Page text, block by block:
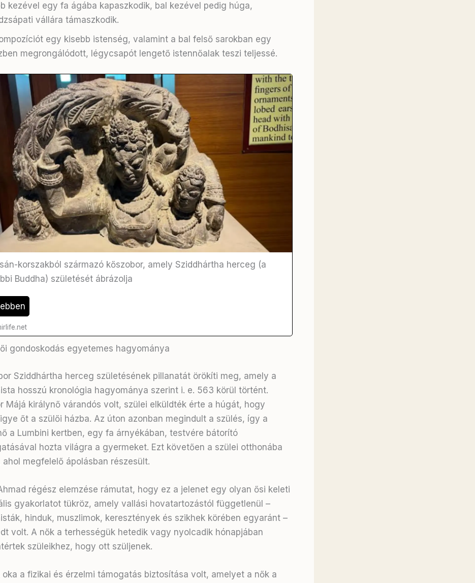
kezével egy fa ágába kapaszkodik, bal kezével pedig húga,
vállára támaszkodik.
egy kisebb istenség, valamint a bal felső sarokban egy
megrongálódott, légycsapót lengető istennőalak teszi teljessé.
korszakból származó kőszobor, amely Sziddhártha herceg (a
Buddha) születését ábrázolja
gondoskodás egyetemes hagyománya
Sziddhártha herceg születésének pillanatát örökíti meg, amely a
hosszú kronológia hagyománya szerint i. e. 563 körül történt.
Májá királynő várandós volt, szülei elküldték érte a húgát, hogy
őt a szülői házba. Az úton azonban megindult a szülés, így a
a Lumbini kertben, egy fa árnyékában, testvére bátorító
hozta világra a gyermeket. Ezt követően a szülei otthonába
megfelelő ápolásban részesült.
régész elemzése rámutat, hogy ez a jelenet egy olyan ősi keleti
gyakorlatot tükröz, amely vallási hovatartozástól függetlenül –
hinduk, muszlimok, keresztények és szikhek körében egyaránt –
volt. A nők a terhességük hetedik vagy nyolcadik hónapjában
szüleikhez, hogy ott szüljenek.
oka a fizikai és érzelmi támogatás biztosítása volt, amelyet a nők a